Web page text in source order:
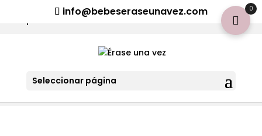
¡Aviso importante para tod@s! Si necesitan más información
info@bebeseraseunavez.com
Seleccionar página
0